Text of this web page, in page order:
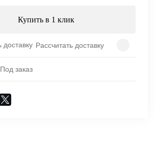
Купить в 1 клик
Рассчитать доставку
Под заказ